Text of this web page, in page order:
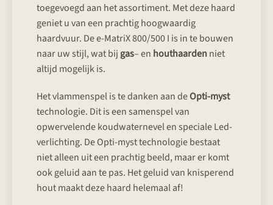
toegevoegd aan het assortiment. Met deze haard
geniet u van een prachtig hoogwaardig
haardvuur. De e-MatriX 800/500 I is in te bouwen
naar uw stijl, wat bij gas– en houthaardenniet
altijd mogelijk is.
Het vlammenspel is te danken aan deOpti-myst
technologie. Dit is een samenspel van
opwervelende koudwaternevel en speciale Led-
verlichting. De Opti-myst technologie bestaat
niet alleen uit een prachtig beeld, maar er komt
ook geluid aan te pas. Het geluid van knisperend
hout maakt deze haard helemaal af!